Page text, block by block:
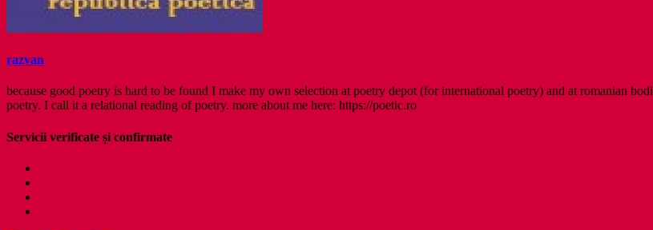
razvan
because good poetry is hard to be found I make my own selection at poetry depot (for international poetry) and at romanian
poetry. I call it a relational reading of poetry. more about me here: https://poetic.ro
Servicii verificate și confirmate